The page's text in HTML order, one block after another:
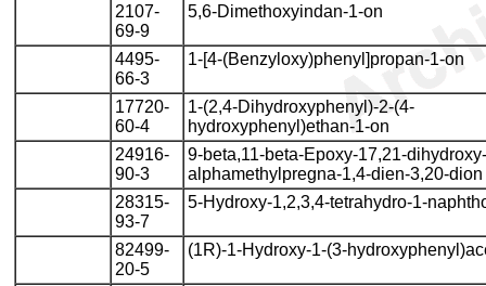
2107-
69-9
5,6-Dimethoxyindan-1-on
4495-
66-3
1-[4-(Benzyloxy)phenyl]propan-1-on
17720-
60-4
1-(2,4-Dihydroxyphenyl)-2-(4-
hydroxyphenyl)ethan-1-on
24916-
90-3
9-beta,11-beta-Epoxy-17,21-
alphamethylpregna-1,4-dien-3,20-dion
28315-
93-7
5-Hydroxy-1,2,3,4-tetrahydro-1-
82499-
20-5
(1R)-1-Hydroxy-1-(3-